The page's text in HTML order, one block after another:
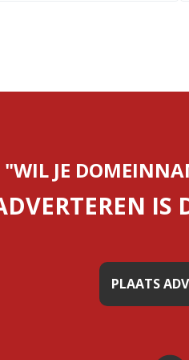
"WIL JE
IS
PLAATS